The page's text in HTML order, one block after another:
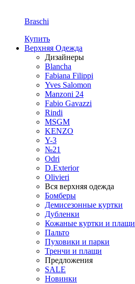
Braschi
Купить
Верхняя Одежда
Дизайнеры
Blancha
Fabiana Filippi
Yves Salomon
Manzoni 24
Fabio Gavazzi
Rindi
MSGM
KENZO
Y-3
№21
Odri
D.Exterior
Olivieri
Вся верхняя одежда
Бомберы
Демисезонные куртки
Дубленки
Кожаные куртки и плащи
Пальто
Пуховики и парки
Тренчи и плащи
Предложения
SALE
Новинки